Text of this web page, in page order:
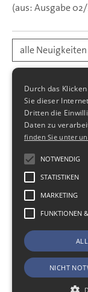
(aus: Ausgabe
alle Neuigkeiten
SBS
SBS
Hohe
01187
Telefax:
E-Mail:
ESt-
Start
Durch das
Sie dieser
Dritten die
Daten zu
finden Sie unter
NOTWENDIG
STATISTIKEN
MARKETING
FUNKTIONEN
NICHT